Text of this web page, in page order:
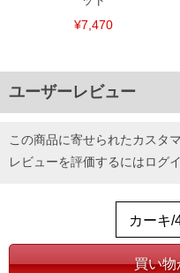
¥7,470
ユーザーレビュー
この商品に寄せられたカスタ
レビューを評価するにはログ